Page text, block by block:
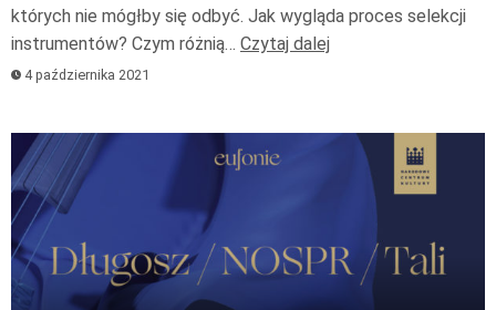
których nie mógłby się odbyć. Jak wygląda proces selekcji
instrumentów? Czym różnią… Czytaj dalej
4 października 2021
Odtwarzacz
plików
dźwiękowych